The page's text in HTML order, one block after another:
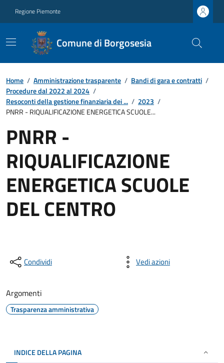
Regione Piemonte
Comune di Borgosesia
Home / Amministrazione trasparente / Bandi di gara e contratti /
Procedure dal 2022 al 2024 /
Resoconti della gestione finanziaria dei ... / 2023 /
PNRR - RIQUALIFICAZIONE ENERGETICA SCUOLE...
PNRR -
RIQUALIFICAZIONE
ENERGETICA SCUOLE
DEL CENTRO
Condividi Vedi azioni
Argomenti
Trasparenza amministrativa
INDICE DELLA PAGINA